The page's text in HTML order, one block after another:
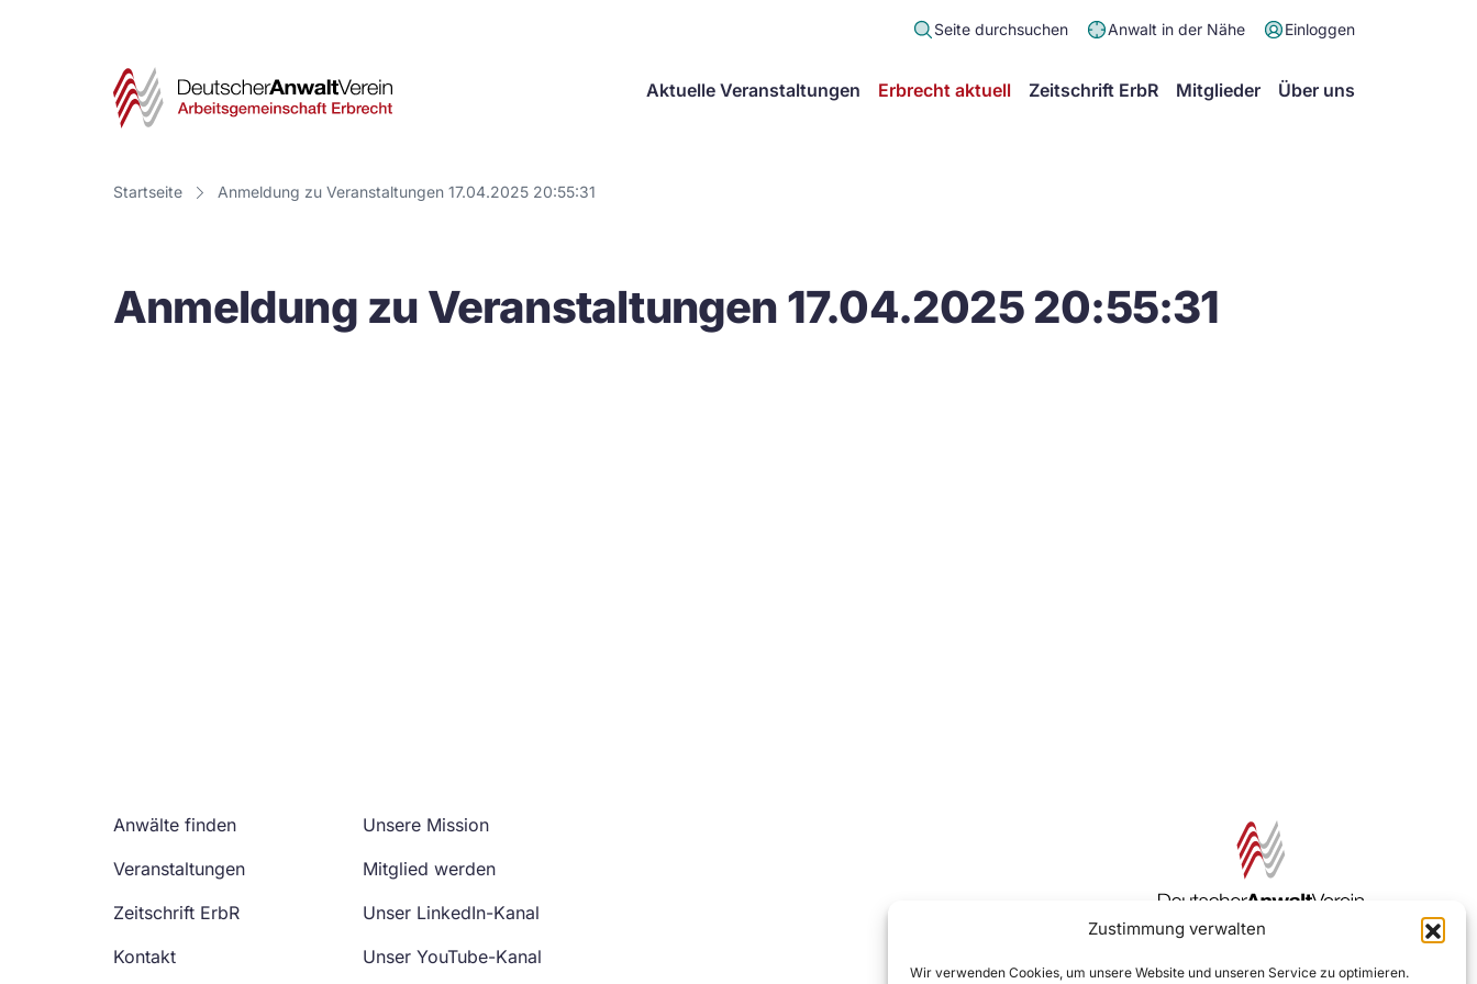
Zustimmung verwalten
Wir verwenden Cookies, um unsere Website und unseren Service zu optimieren.
Seite durchsuchen Anwalt in der Nähe Einloggen
Deutscher
Verein
Arbeitsgemeinschaft
Aktuelle Veranstaltungen Erbrecht aktuell Zeitschrift ErbR Mitglieder Über uns
Startseite Anmeldung zu Veranstaltungen 17.04.2025 20:55:31
Anmeldung zu Veranstaltungen 17.04.2025 20:55:31
Anwälte finden
Veranstaltungen
Zeitschrift ErbR
Kontakt
Unsere Mission
Mitglied werden
Unser LinkedIn-Kanal
Unser YouTube-Kanal
Zur DAV Webseite